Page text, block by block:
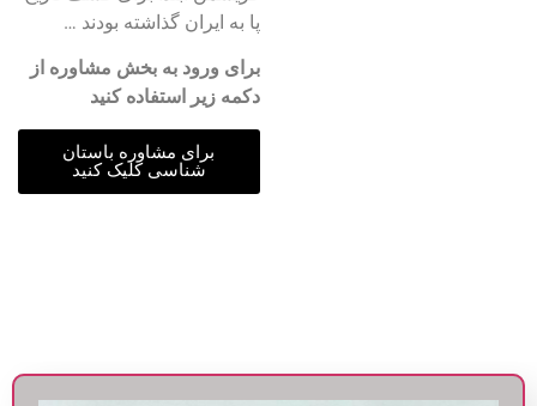
پا به ایران گذاشته بودند …
برای ورود به بخش مشاوره از
دکمه زیر استفاده کنید
برای مشاوره باستان
شناسی کلیک کنید